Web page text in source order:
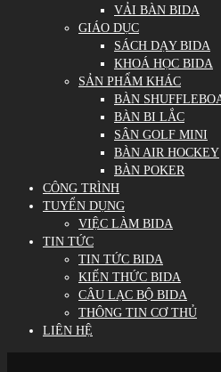
VẢI BÀN BIDA
GIÁO DỤC
SÁCH DẠY BIDA
KHOÁ HỌC BIDA
SẢN PHẨM KHÁC
BÀN
BÀN BI LẮC
SÂN GOLF MINI
BÀN AIR HOCKEY
BÀN POKER
CÔNG TRÌNH
TUYỂN DỤNG
VIỆC LÀM BIDA
TIN TỨC
TIN TỨC BIDA
KIẾN THỨC BIDA
CÂU LẠC BỘ BIDA
THÔNG TIN CƠ THỦ
LIÊN HỆ